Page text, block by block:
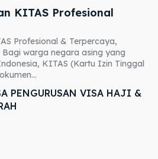
KITAS Profesional
Profesional & Terpercaya,
Bagi warga negara asing yang
KITAS (Kartu Izin Tinggal
PENGURUSAN VISA HAJI &